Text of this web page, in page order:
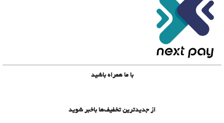
با ما همراه باشید
از جدیدترین تخفیف‌ها باخبر شوید